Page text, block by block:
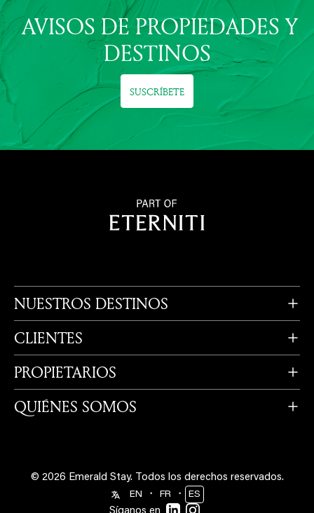
AVISOS DE PROPIEDADES Y
DESTINOS
SUSCRÍBETE
NUESTROS DESTINOS
CLIENTES
PROPIETARIOS
QUIÉNES SOMOS
© 2026 Emerald Stay. Todos los derechos reservados.
EN ・ FR ・ ES